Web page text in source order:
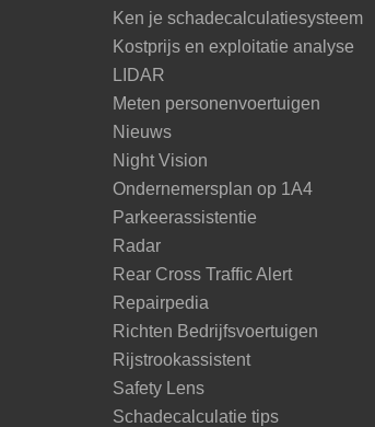
Ken je schadecalculatiesysteem
Kostprijs en exploitatie analyse
LIDAR
Meten personenvoertuigen
Nieuws
Night Vision
Ondernemersplan op 1A4
Parkeerassistentie
Radar
Rear Cross Traffic Alert
Repairpedia
Richten Bedrijfsvoertuigen
Rijstrookassistent
Safety Lens
Schadecalculatie tips